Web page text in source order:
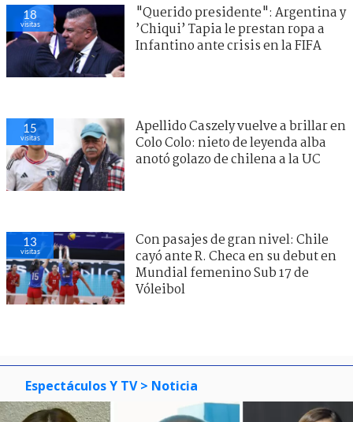
18
visitas
"Querido presidente": Argentina y
’Chiqui’ Tapia le prestan ropa a
Infantino ante crisis en la FIFA
15
visitas
Apellido Caszely vuelve a brillar en
Colo Colo: nieto de leyenda alba
anotó golazo de chilena a la UC
13
visitas
Con pasajes de gran nivel: Chile
cayó ante R. Checa en su debut en
Mundial femenino Sub 17 de
Vóleibol
Espectáculos Y TV > Noticia